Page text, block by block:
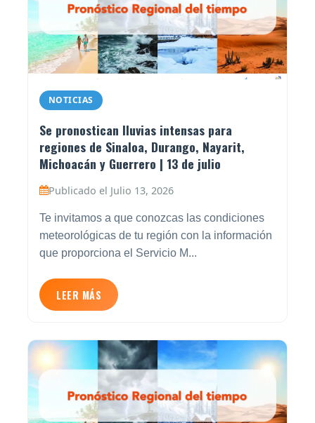
NOTICIAS
Se pronostican lluvias intensas para
regiones de Sinaloa, Durango, Nayarit,
Michoacán y Guerrero | 13 de julio
Publicado el Julio 13, 2026
Te invitamos a que conozcas las condiciones
meteorológicas de tu región con la información
que proporciona el Servicio M...
LEER MÁS